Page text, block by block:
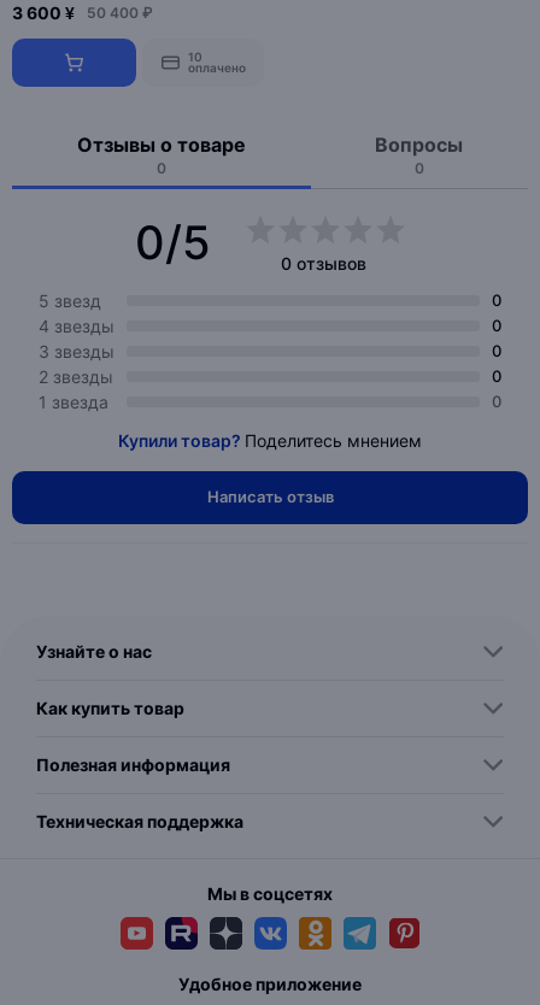
3 600 ¥ 50 400 ₽
10
оплачено
Отзывы о товаре
0
Вопросы
0
0/5
0 отзывов
5 звезд
0
4 звезды 0
3 звезды 0
2 звезды 0
1 звезда 0
Купили товар? Поделитесь мнением
Написать отзыв
Узнайте о нас
Как купить товар
Полезная информация
Техническая поддержка
Мы в соцсетях
Удобное приложение